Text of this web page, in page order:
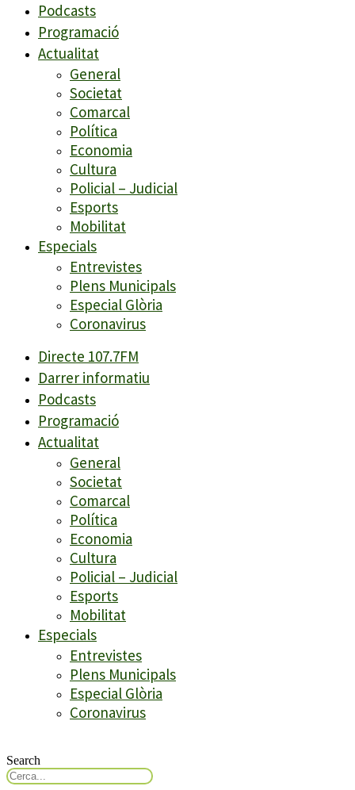
Podcasts
Programació
Actualitat
General
Societat
Comarcal
Política
Economia
Cultura
Policial – Judicial
Esports
Mobilitat
Especials
Entrevistes
Plens Municipals
Especial Glòria
Coronavirus
Directe 107.7FM
Darrer informatiu
Podcasts
Programació
Actualitat
General
Societat
Comarcal
Política
Economia
Cultura
Policial – Judicial
Esports
Mobilitat
Especials
Entrevistes
Plens Municipals
Especial Glòria
Coronavirus
Search